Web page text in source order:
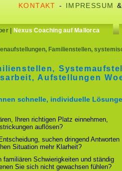
KONTAKT - IMPRESSUM &
| Nexus Coaching auf Mallorca
Familienstellen,
Aufstellungen
schnelle, individuelle
Ihren richtigen Platz einnehmen,
auflösen?
suchen dringend Antworten
Situation mehr Klarheit?
Schwierigkeiten und ständig
Sie sich nicht gewachsen fühlen?